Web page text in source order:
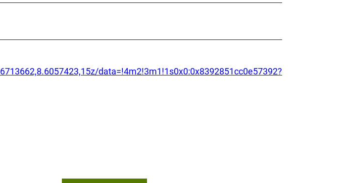
data=!4m2!3m1!1s0x0:0x8392851cc0e57392?